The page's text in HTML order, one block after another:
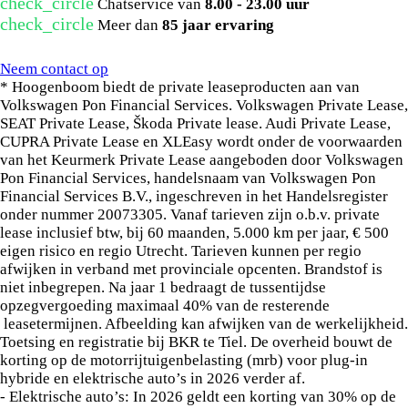
een van onze verkoopadviseurs..
Onder voorbehoud van zet- en drukfouten.
Chatservice van 8.00 - 23.00 uur
check_circle Meer dan 85 jaar ervaring
Neem contact op
* Hoogenboom biedt de private leaseproducten aan van
Volkswagen Pon Financial Services. Volkswagen Private Lease,
SEAT Private Lease, Škoda Private lease. Audi Private Lease,
CUPRA Private Lease en XLEasy wordt onder de voorwaarden
van het Keurmerk Private Lease aangeboden door Volkswagen
Pon Financial Services, handelsnaam van Volkswagen Pon
Financial Services B.V., ingeschreven in het Handelsregister
onder nummer 20073305. Vanaf tarieven zijn o.b.v. private
lease inclusief btw, bij 60 maanden, 5.000 km per jaar, € 500
eigen risico en regio Utrecht. Tarieven kunnen per regio
afwijken in verband met provinciale opcenten. Brandstof is
niet inbegrepen. Na jaar 1 bedraagt de tussentijdse
opzegvergoeding maximaal 40% van de resterende
leasetermijnen. Afbeelding kan afwijken van de werkelijkheid.
Toetsing en registratie bij BKR te Tiel. De overheid bouwt de
korting op de motorrijtuigenbelasting (mrb) voor plug-in
hybride en elektrische auto’s in 2026 verder af.
- Elektrische auto’s: In 2026 geldt een korting van 30% op de